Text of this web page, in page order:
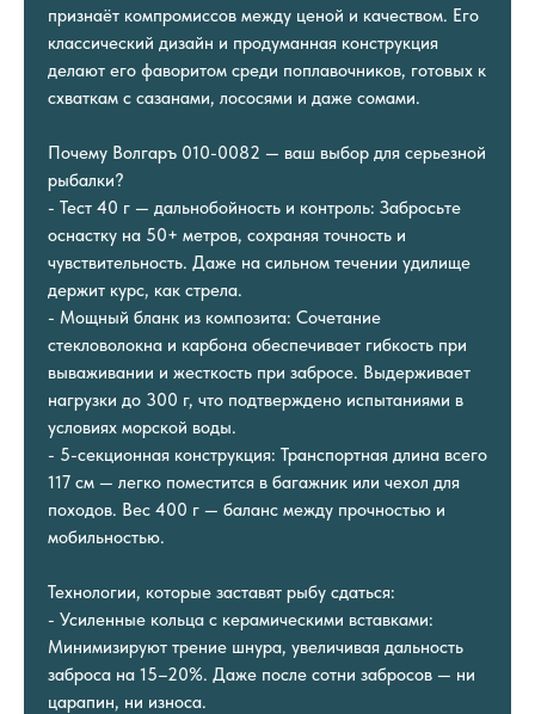
признаёт компромиссов между ценой и качеством. Его
классический дизайн и продуманная конструкция
делают его фаворитом среди поплавочников, готовых к
схваткам с сазанами, лососями и даже сомами.
Почему Волгаръ 010-0082 — ваш выбор для серьезной
рыбалки?
- Тест 40 г — дальнобойность и контроль: Забросьте
оснастку на 50+ метров, сохраняя точность и
чувствительность. Даже на сильном течении удилище
держит курс, как стрела.
- Мощный бланк из композита: Сочетание
стекловолокна и карбона обеспечивает гибкость при
вываживании и жесткость при забросе. Выдерживает
нагрузки до 300 г, что подтверждено испытаниями в
условиях морской воды.
- 5-секционная конструкция: Транспортная длина всего
117 см — легко поместится в багажник или чехол для
походов. Вес 400 г — баланс между прочностью и
мобильностью.
Технологии, которые заставят рыбу сдаться:
- Усиленные кольца с керамическими вставками:
Минимизируют трение шнура, увеличивая дальность
заброса на 15–20%. Даже после сотни забросов — ни
царапин, ни износа.